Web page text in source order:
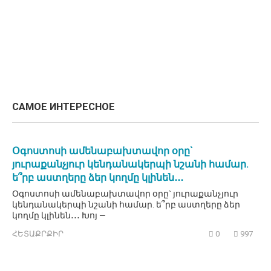
САМОЕ ИНТЕРЕСНОЕ
Օգոստոսի ամենաբախտավոր օրը`
յուրաքանչյուր կենդանակերպի նշանի համար.
ե՞րբ աստղերը ձեր կողմը կլինեն․․․
Օգոստոսի ամենաբախտավոր օրը` յուրաքանչյուր
կենդանակերպի նշանի համար. ե՞րբ աստղերը ձեր
կողմը կլինեն․․․ Խոյ —
ՀԵՏԱՔՐՔԻՐ 0 997